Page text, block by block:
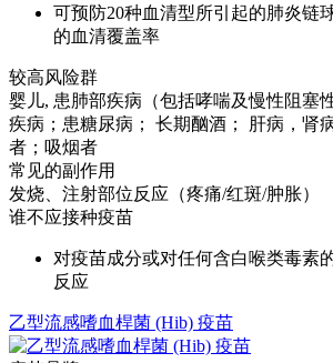
可预防20种血清型所引起的肺炎链
的血清覆盖率
较高风险群
婴儿, 患肺部疾病（包括哮喘及慢性阻塞
疾病；患糖尿病； 长期酗酒； 肝病，肾
者；吸烟者
常见的副作用
发烧、注射部位反应（疼痛/红斑/肿胀）
谁不应接种疫苗
对疫苗成分或对任何含白喉类毒素
反应
乙型流感嗜血桿菌 (Hib) 疫苗